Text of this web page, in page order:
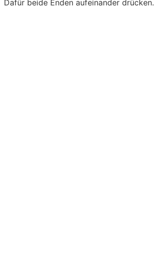
Dafür beide Enden aufeinander drücken.